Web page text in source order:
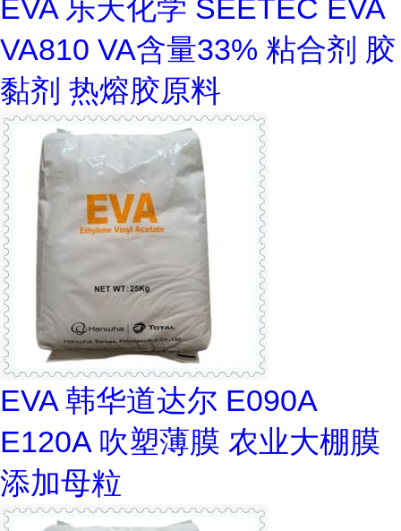
EVA 乐天化学 SEETEC EVA
VA810 VA含量33% 粘合剂 胶
黏剂 热熔胶原料
EVA 韩华道达尔 E090A
E120A 吹塑薄膜 农业大棚膜
添加母粒